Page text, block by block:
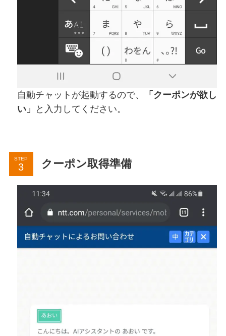
自動チャットが起動するので、
「クーポンが欲し
い」
と入力してください。
STEP クーポン取得準備